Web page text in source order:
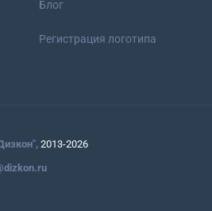
Блог
Регистрация логотипа
2013-2026